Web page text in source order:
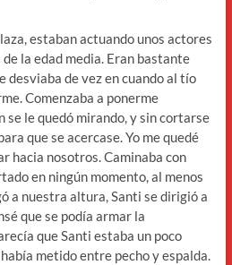
estaban actuando unos actores
la edad media. Eran bastante
desviaba de vez en cuando al tío
Comenzaba a ponerme
se le quedó mirando, y sin cortarse
que se acercase. Yo me quedé
hacia nosotros. Caminaba con
en ningún momento, al menos
a nuestra altura, Santi se dirigió a
que se podía armar la
que Santi estaba un poco
metido entre pecho y espalda.